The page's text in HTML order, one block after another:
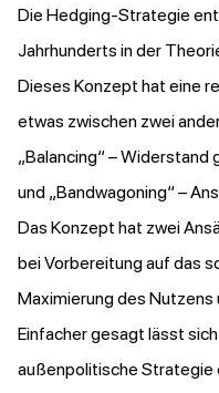
Die Hedging-Strategie
Jahrhunderts in der
Dieses Konzept hat eine
etwas zwischen zwei
„Balancing“ –
und „Bandwagoning“ –
Das Konzept hat zwei
bei Vorbereitung auf das
Maximierung des
Einfacher gesagt lässt
außenpolitische Strategie